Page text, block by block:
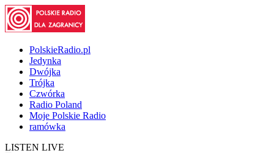
PolskieRadio.pl
Jedynka
Dwójka
Trójka
Czwórka
Radio Poland
Moje Polskie Radio
ramówka
LISTEN LIVE